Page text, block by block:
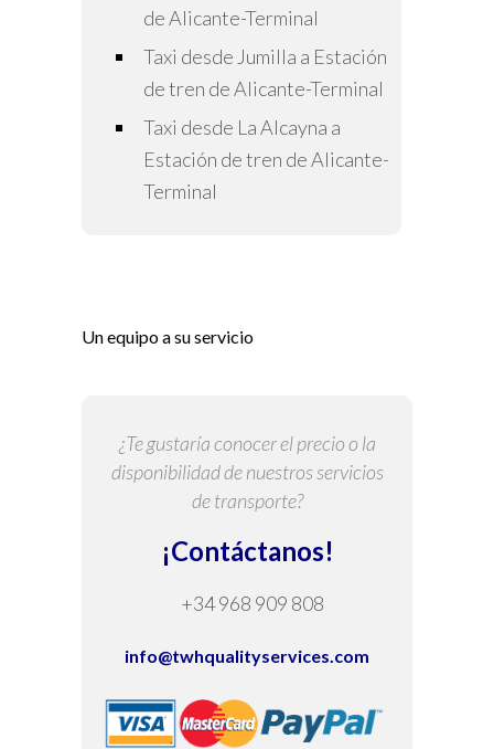
de Alicante-Terminal
Taxi desde Jumilla a Estación
de tren de Alicante-Terminal
Taxi desde La Alcayna a
Estación de tren de Alicante-
Terminal
Un equipo a su servicio
¿Te gustaría conocer el precio o la
disponibilidad de nuestros servicios
de transporte?
¡Contáctanos!
+34 968 909 808
info@twhqualityservices.com